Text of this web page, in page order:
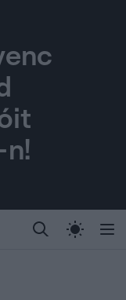
n!
Randi Celeb vagyok,
Wanted Gallusz